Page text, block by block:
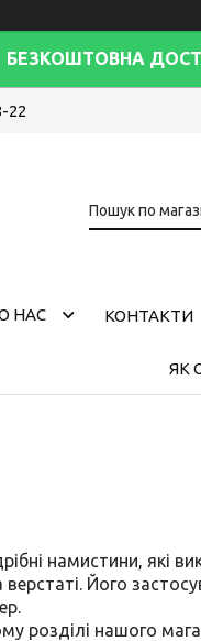
БЕЗКОШТОВНА
22
НАС КОНТАКТИ
ЯК
намистини, які
верстаті. Його
розділі нашого